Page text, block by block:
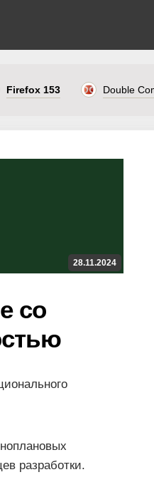
Firefox 153 Double
28.11.2024
со
разработки.